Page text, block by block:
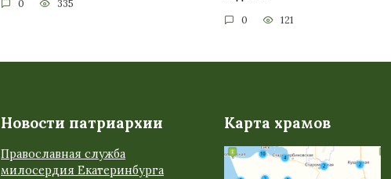
0 335
0 121
Новости патриархии
Православная служба
милосердия Екатеринбурга
Карта храмов